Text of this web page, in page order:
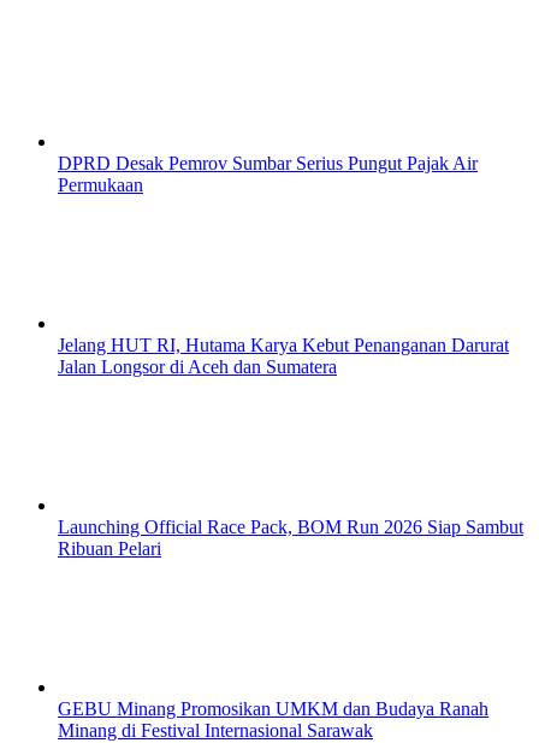
DPRD Desak Pemrov Sumbar Serius Pungut Pajak Air
Permukaan
Jelang HUT RI, Hutama Karya Kebut Penanganan Darurat
Jalan Longsor di Aceh dan Sumatera
Launching Official Race Pack, BOM Run 2026 Siap Sambut
Ribuan Pelari
GEBU Minang Promosikan UMKM dan Budaya Ranah
Minang di Festival Internasional Sarawak